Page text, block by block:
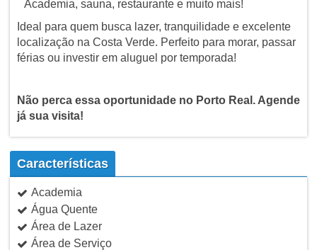
Academia, sauna, restaurante e muito mais!
Ideal para quem busca lazer, tranquilidade e excelente
localização na Costa Verde. Perfeito para morar, passar
férias ou investir em aluguel por temporada!
Não perca essa oportunidade no Porto Real. Agende
já sua visita!
Características
Academia
Água Quente
Área de Lazer
Área de Serviço